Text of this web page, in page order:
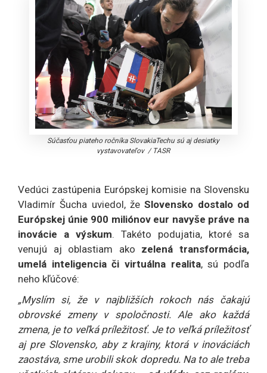
Súčasťou piateho ročníka SlovakiaTechu sú aj desiatky
vystavovateľov / TASR
Vedúci zastúpenia Európskej komisie na Slovensku
Vladimír Šucha uviedol, žeSlovensko dostalo od
Európskej únie 900 miliónov eur navyše práve na
inovácie a výskum. Takéto podujatia, ktoré sa
venujú aj oblastiam ako zelená transformácia,
umelá inteligencia či virtuálna realita, sú podľa
neho kľúčové:
„Myslím si, že v najbližších rokoch nás čakajú
obrovské zmeny v spoločnosti. Ale ako každá
zmena, je to veľká príležitosť. Je to veľká príležitosť
aj pre Slovensko, aby z krajiny, ktorá v inováciách
zaostáva, sme urobili skok dopredu. Na to ale treba